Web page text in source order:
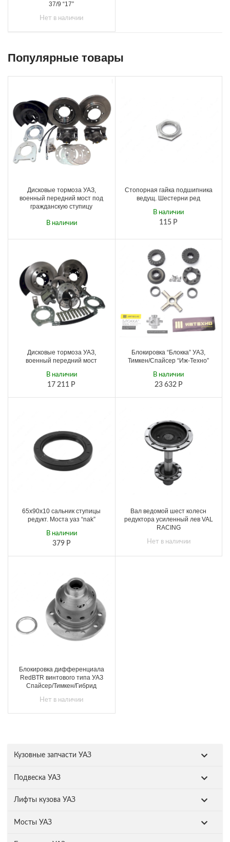
Кузовные запчасти УАЗ
Подвеска УАЗ
Лифты кузова УАЗ
Мосты УАЗ
37/9 “17”
Нет в наличии
Популярные товары
Дисковые тормоза УАЗ,
военный передний мост под
гражданскую ступицу
15 904Р
В наличии
Стопорная гайка подшипника
ведущ. Шестерни ред
115 Р
В наличии
Дисковые тормоза УАЗ,
военный передний мост
17 211 Р
В наличии
Блокировка “Блокка” УАЗ,
Тимкен/Cпайсер “Иж-Техно”
23 632 Р
В наличии
65х90х10 сальник ступицы
редукт. Моста уаз “nak”
379 Р
В наличии
Вал ведомой шест колесн
редуктора усиленный лев VAL
RACING
Нет в наличии
Блокировка дифференциала
RedBTR винтового типа УАЗ
Спайсер/Тимкен/Гибрид
Нет в наличии